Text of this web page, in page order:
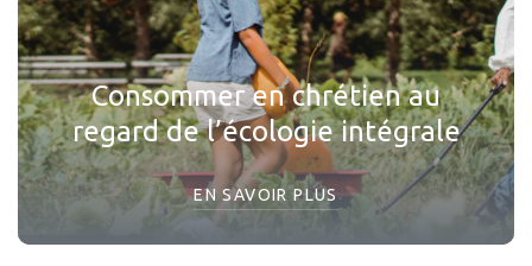
Consommer en chrétien au
regard de l’écologie intégrale
EN SAVOIR PLUS